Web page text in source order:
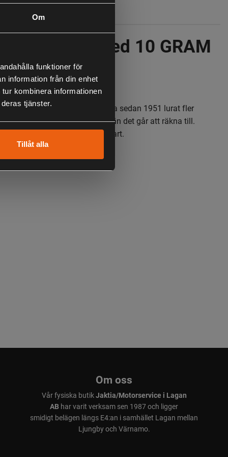
Om
funktioner för
information från din enhet
kombinera informationen
tjänster.
Tillåt alla
Reflex Red 10 GRAM
mest sålda spinnare, som ända sedan 1951 lurat fler
abborrar och andra fiskar än det går att räkna till.
lockande i både låg och hög fart.
Om oss
Vår fysiska butikJaktia/Motorservice i Lagan
AB har varit verksam sen 1987 och ligger
smidigt belägen längs E4:an i samhället Lagan mellan
Ljungby och Värnamo.